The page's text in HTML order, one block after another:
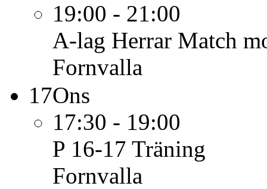
19:00 - 21:00
A-lag Herrar Match
Fornvalla
17Ons
17:30 - 19:00
P 16-17 Träning
Fornvalla